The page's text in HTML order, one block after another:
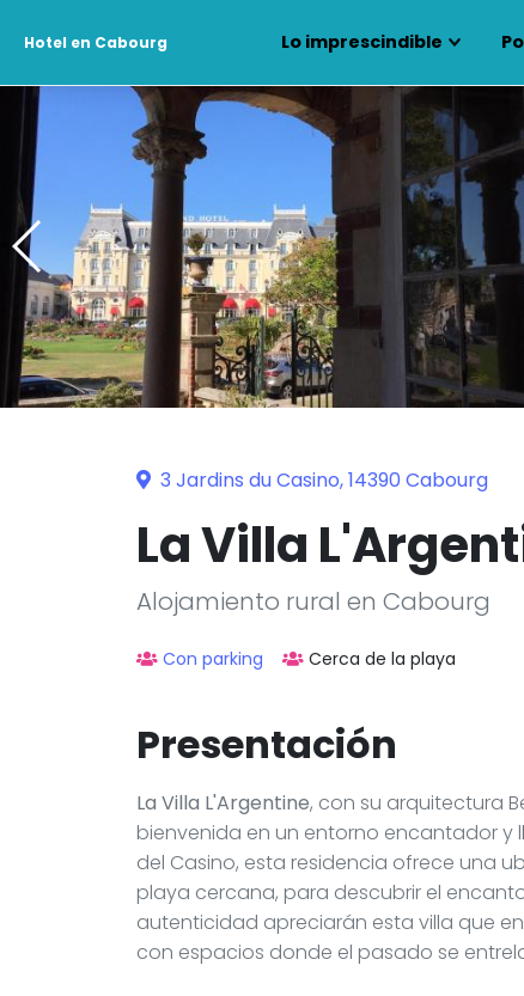
Hotel en Cabourg Lo imprescindible
3 Jardins du Casino, 14390 Cabourg
La Villa
Alojamiento rural en Cabourg
Con parking Cerca de la playa
Presentación
La Villa L'Argentine, con su arquitectura
bienvenida en un entorno encantador y
del Casino, esta residencia ofrece una
playa cercana, para descubrir el
autenticidad apreciarán esta villa que
con espacios donde el pasado se